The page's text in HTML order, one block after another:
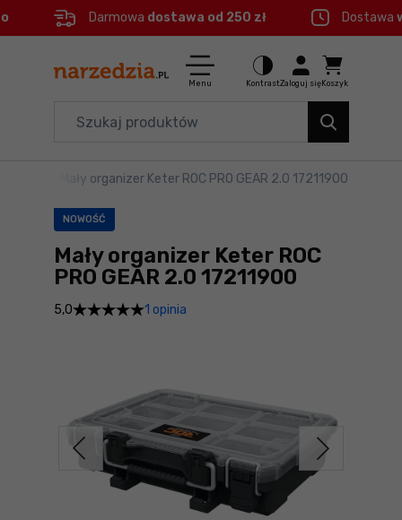
Menu główne
Informacje o produkcie
Do koszyka
Szczegółowe informacje
Stopka
Darmowa dostawa od 250 zł Dostawa
Menu KontrastZaloguj się Koszyk
Elektronarzędzia
Akcesoria
BHP
Branże
Mały organizer Keter ROC PRO GEAR 2.0 17211900
NOWOŚĆ
Mały organizer Keter ROC
PRO GEAR 2.0 17211900
5,0 1 opinia